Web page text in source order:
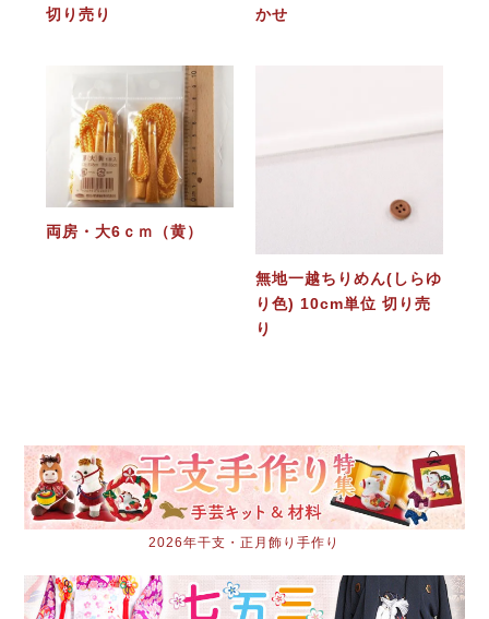
切り売り
かせ
両房・大6ｃｍ（黄）
無地一越ちりめん(しらゆ
り色) 10cm単位 切り売
り
2026年干支・正月飾り手作り